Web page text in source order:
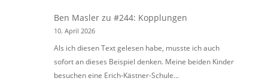
Ben Masler zu#244: Kopplungen
10. April 2026
Als ich diesen Text gelesen habe, musste ich auch
sofort an dieses Beispiel denken. Meine beiden Kinder
besuchen eine Erich-Kästner-Schule…